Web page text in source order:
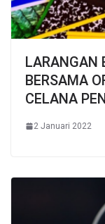
LARANGAN
BERSAMA
CELANA
2 Januari 2022